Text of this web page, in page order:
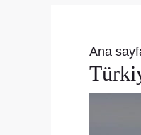
Ana